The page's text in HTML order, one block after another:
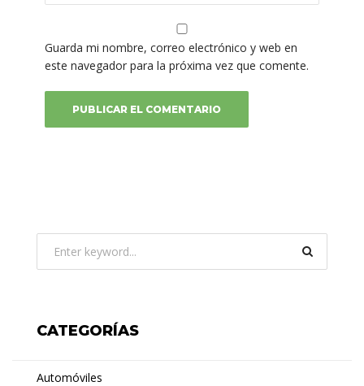
Guarda mi nombre, correo electrónico y web en
este navegador para la próxima vez que comente.
CATEGORÍAS
Automóviles